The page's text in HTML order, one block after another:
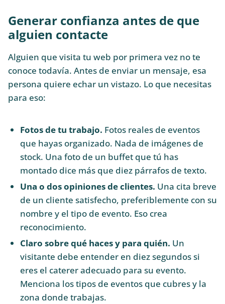
Generar confianza antes de que
alguien contacte
Alguien que visita tu web por primera vez no te
conoce todavía. Antes de enviar un mensaje, esa
persona quiere echar un vistazo. Lo que necesitas
para eso:
Fotos de tu trabajo. Fotos reales de eventos
que hayas organizado. Nada de imágenes de
stock. Una foto de un buffet que tú has
montado dice más que diez párrafos de texto.
Una o dos opiniones de clientes. Una cita breve
de un cliente satisfecho, preferiblemente con su
nombre y el tipo de evento. Eso crea
reconocimiento.
Claro sobre qué haces y para quién. Un
visitante debe entender en diez segundos si
eres el caterer adecuado para su evento.
Menciona los tipos de eventos que cubres y la
zona donde trabajas.